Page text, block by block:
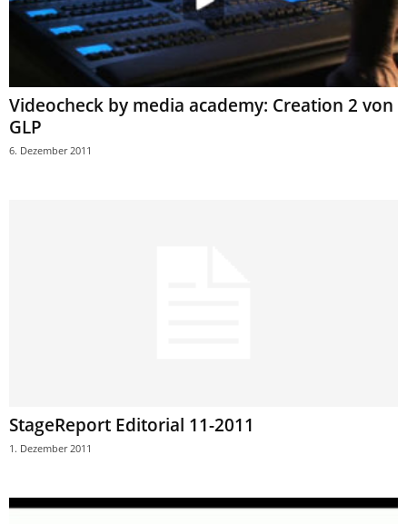
Videocheck by media academy: Creation 2 von
GLP
6. Dezember 2011
StageReport Editorial 11-2011
1. Dezember 2011